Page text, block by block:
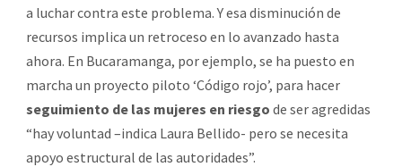
a luchar contra este problema. Y esa disminución de
recursos implica un retroceso en lo avanzado hasta
ahora. En Bucaramanga, por ejemplo, se ha puesto en
marcha un proyecto piloto ‘Código rojo’, para hacer
seguimiento de las mujeres en riesgo de ser agredidas
“hay voluntad –indica Laura Bellido- pero se necesita
apoyo estructural de las autoridades”.